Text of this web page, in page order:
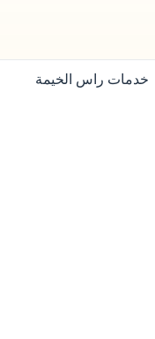
خدمات راس الخيمة